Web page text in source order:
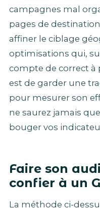
campagnes mal
pages de
affiner le ciblage
optimisations qui,
compte de correct à
est de garder une
pour mesurer son
ne saurez jamais
bouger vos
Faire son
confier à un
La méthode ci-